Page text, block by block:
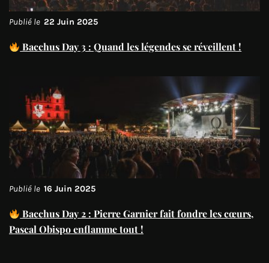
Publié le 22 Juin 2025
Bacchus Day 3 : Quand les légendes se réveillent !
Publié le 16 Juin 2025
Bacchus Day 2 : Pierre Garnier fait fondre les cœurs,
Pascal Obispo enflamme tout !